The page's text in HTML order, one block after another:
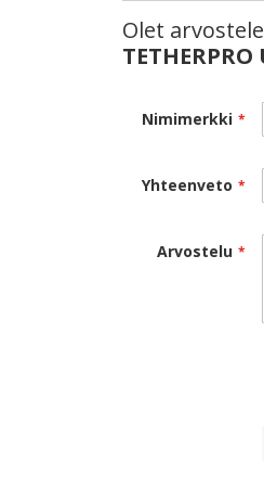
Olet
TETHERPRO
Nimimerkki
Yhteenveto
Arvostelu